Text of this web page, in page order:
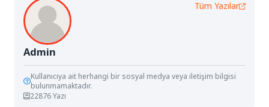
Admin
Tüm Yazılar
Kullanıcıya ait herhangi bir sosyal medya veya iletişim bilgisi
bulunmamaktadır.
22876 Yazı